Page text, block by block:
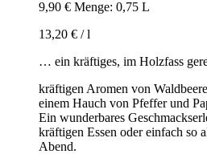
Optionen
der
gewählt
werden
9,90 € Menge: 0,75 L
13,20 € /l
… ein kräftiges, im Holzfass
kräftigen Aromen von
einem Hauch von Pfeffer und
Ein wunderbares
kräftigen Essen oder einfach so
Abend.